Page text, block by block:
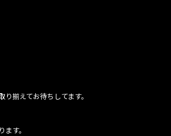
揃えてお待ちしてます。
す。